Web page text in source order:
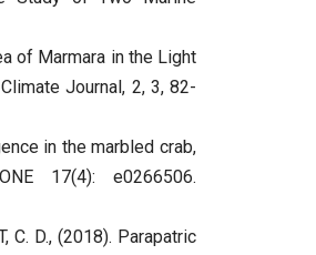
of Marmara in the Light
Journal, 2, 3, 82-
in the marbled crab,
17(4): e0266506.
C. D., (2018). Parapatric